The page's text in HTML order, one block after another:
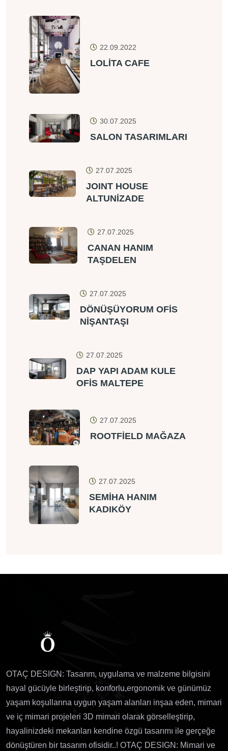
22.09.2022
LOLİTA CAFE
30.07.2025
SALON TASARIMLARI
27.07.2025
JOINT HOUSE
ALTUNİZADE
27.07.2025
CANAN HANIM
TAŞDELEN
27.07.2025
DÖNÜŞÜYORUM OFİS
NİŞANTAŞI
27.07.2025
DAP YAPI ADAM KULE
OFİS MALTEPE
27.07.2025
ROOTFİELD MAĞAZA
27.07.2025
SEMİHA HANIM
KADIKÖY
OTAÇ DESIGN: Tasarım, uygulama ve malzeme bilgisini
hayal gücüyle birleştirip, konforlu,ergonomik ve günümüz
yaşam koşullarına uygun yaşam alanları inşaa eden, mimari
ve iç mimari projeleri 3D mimari olarak görselleştirip,
hayalinizdeki mekanları kendine özgü tasarımı ile gerçeğe
dönüştüren bir tasarım ofisidir..! OTAÇ DESIGN: Mimari ve